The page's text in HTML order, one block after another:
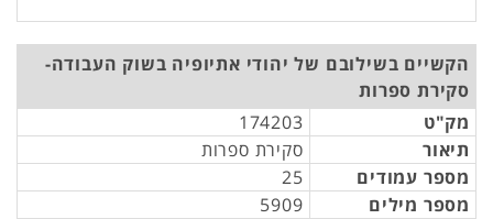
הקשיים בשילובם של יהודי אתיופיה בשוק העבודה-
סקירת ספרות
מק"ט
174203
תיאור
סקירת ספרות
מספר עמודים
25
מספר מילים
5909